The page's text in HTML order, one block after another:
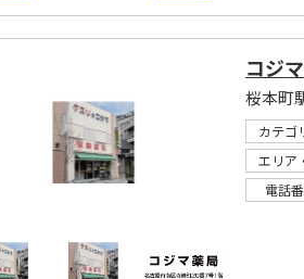
コジ
桜本町
カテゴ
エリア
電話